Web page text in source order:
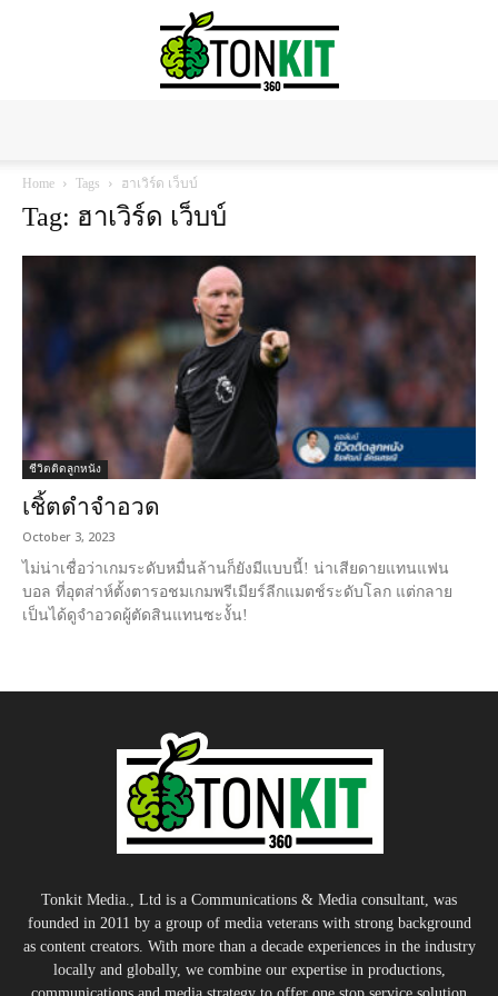
Home Tags ฮาเวิร์ด เว็บบ์
Tag: ฮาเวิร์ด เว็บบ์
ชีวิตติดลูกหนัง
เชิ้ตดำจำอวด
October 3, 2023
ไม่น่าเชื่อว่าเกมระดับหมื่นล้านก็ยังมีแบบนี้! น่าเสียดายแทนแฟน
บอล ที่อุตส่าห์ตั้งตารอชมเกมพรีเมียร์ลีกแมตช์ระดับโลก แต่กลาย
เป็นได้ดูจำอวดผู้ตัดสินแทนซะงั้น!
Tonkit Media., Ltd is a Communications & Media consultant, was
founded in 2011 by a group of media veterans with strong background
as content creators. With more than a decade experiences in the industry
locally and globally, we combine our expertise in productions,